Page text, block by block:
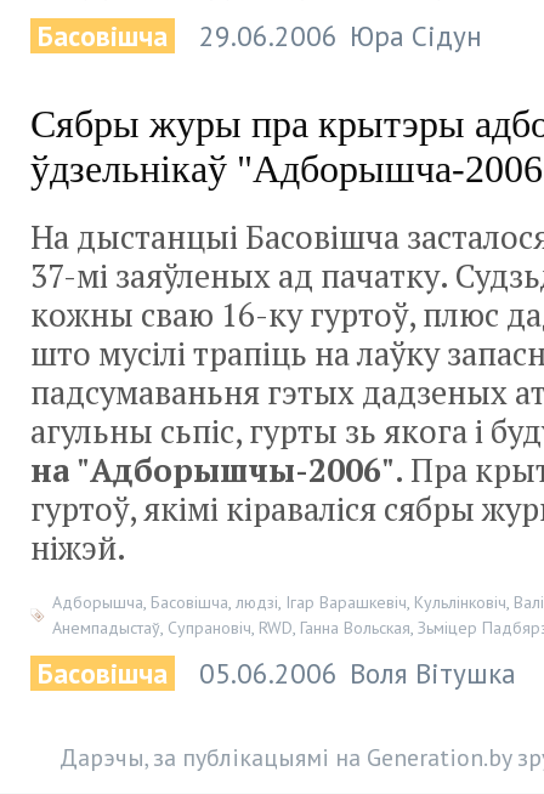
Басовішча 29.06.2006 Юра Сідун
Сябры журы пра крытэры
ўдзельнікаў "Адборышча-
На дыстанцыі Басовішча
37-мі заяўленых ад пачатку.
кожны сваю 16-ку гуртоў, плюс
што мусілі трапіць на лаўку
падсумаваньня гэтых дадзеных
агульны сьпіс, гурты зь якога і
на "Адборышчы-2006". Пра
гуртоў, якімі кіраваліся сябры
ніжэй.
Адборышча, Басовішча, людзі, Ігар Варашкевіч, Кульлінковіч,
Анемпадыстаў, Супрановіч, RWD, Ганна Вольская, Зьміцер
Басовішча 05.06.2006 Воля Вітушка
Дарэчы, за публікацыямі на Generation.by